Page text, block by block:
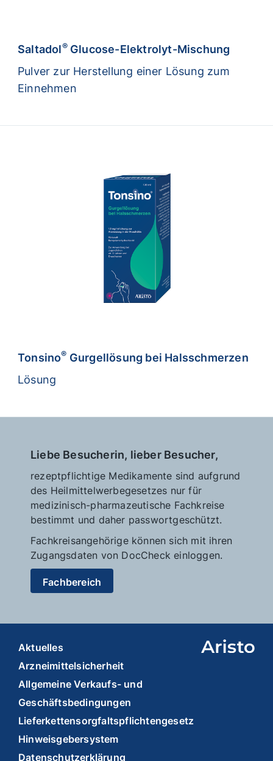
Saltadol®Glucose-Elektrolyt-Mischung
Pulver zur Herstellung einer Lösung zum
Einnehmen
Tonsino® Gurgellösung bei Halsschmerzen
Lösung
Liebe Besucherin, lieber Besucher,
rezeptpflichtige Medikamente sind aufgrund
des Heilmittelwerbegesetzes nur für
medizinisch-pharmazeutische Fachkreise
bestimmt und daher passwortgeschützt.
Fachkreisangehörige können sich mit ihren
Zugangsdaten von DocCheck einloggen.
Fachbereich
Aktuelles
Arzneimittelsicherheit
Allgemeine Verkaufs- und
Geschäftsbedingungen
Lieferkettensorgfaltspflichtengesetz
Hinweisgebersystem
Datenschutzerklärung